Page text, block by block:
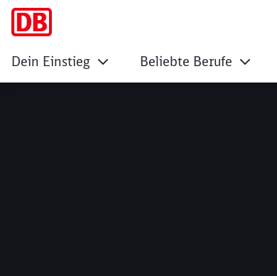
Dein Einstieg Beliebte Berufe